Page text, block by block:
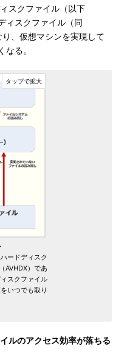
スクファイル（以下
ィスクファイル（同
り、仮想マシンを実現して
なる。
ードディスク
AVHDX）であ
スクファイル
いつでも取り
ルのアクセス効率が落ちる